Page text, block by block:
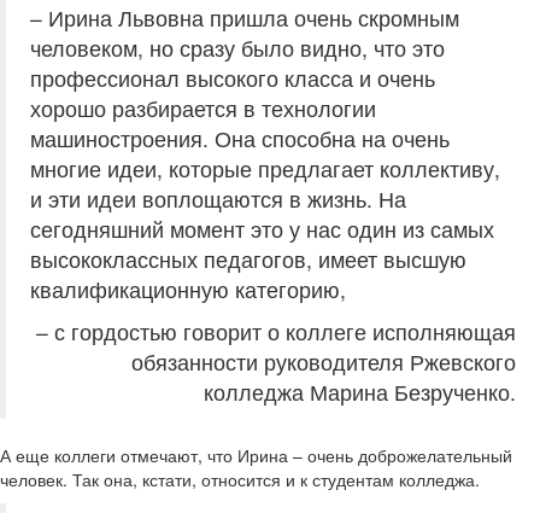
– Ирина Львовна пришла очень скромным
человеком, но сразу было видно, что это
профессионал высокого класса и очень
хорошо разбирается в технологии
машиностроения. Она способна на очень
многие идеи, которые предлагает коллективу,
и эти идеи воплощаются в жизнь. На
сегодняшний момент это у нас один из самых
высококлассных педагогов, имеет высшую
квалификационную категорию,
– с гордостью говорит о коллеге исполняющая
обязанности руководителя Ржевского
колледжа Марина Безрученко.
А еще коллеги отмечают, что Ирина – очень доброжелательный
человек. Так она, кстати, относится и к студентам колледжа.